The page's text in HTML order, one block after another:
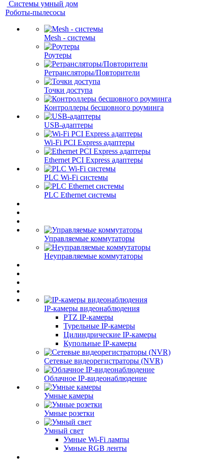
Системы умный дом
Роботы-пылесосы
Mesh - системы
Роутеры
Ретрансляторы/Повторители
Точки доступа
Контроллеры бесшовного роуминга
USB-адаптеры
Wi-Fi PCI Express адаптеры
Ethernet PCI Express адаптеры
PLC Wi-Fi системы
PLC Ethernet системы
Управляемые коммутаторы
Неуправляемые коммутаторы
IP-камеры видеонаблюдения
PTZ IP-камеры
Турельные IP-камеры
Цилиндрические IP-камеры
Купольные IP-камеры
Сетевые видеорегистраторы (NVR)
Облачное IP-видеонаблюдение
Умные камеры
Умные розетки
Умный свет
Умные Wi-Fi лампы
Умные RGB ленты